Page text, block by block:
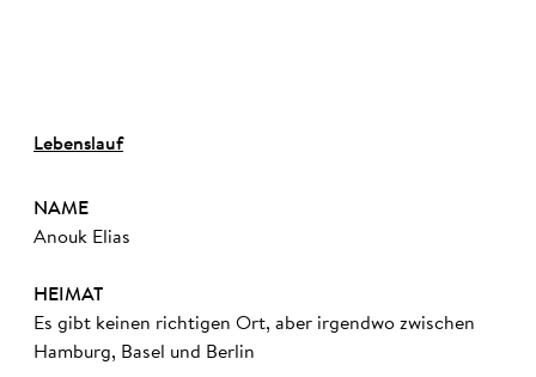
Lebenslauf
NAME
Anouk Elias
HEIMAT
Es gibt keinen richtigen Ort, aber irgendwo zwischen
Hamburg, Basel und Berlin